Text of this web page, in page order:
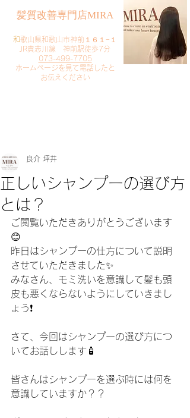
​髪質改善専門店MIRA
​和歌山県和歌山市神前１６１−１
JR貴志川線 神前駅徒歩7分
073-499-7705
​ホームページを見て電話したと
お伝えください
正しいシャンプーの選び方
とは？
良介 坪井
ご閲覧いただきありがとうございます
😊
昨日はシャンプーの仕方について説明
させていただきました✨
みなさん、モミ洗いを意識して髪も頭
皮も悪くならないようにしていきまし
ょう❗️
さて、今回はシャンプーの選び方につ
いてお話しします🧴
皆さんはシャンプーを選ぶ時には何を
意識していますか？？